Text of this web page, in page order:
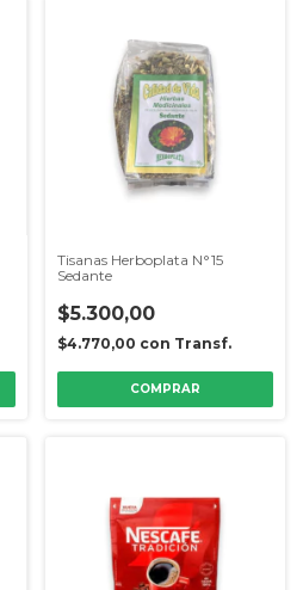
Tisanas Herboplata N°15
Sedante
$5.300,00
$4.770,00 con Transf.